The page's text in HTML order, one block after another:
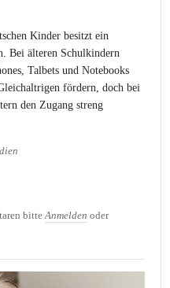
Kinder besitzt ein
Bei älteren Schulkindern
Talbets und Notebooks
fördern, doch bei
den Zugang streng
Nutzung des Internets
bitte Anmelden oder